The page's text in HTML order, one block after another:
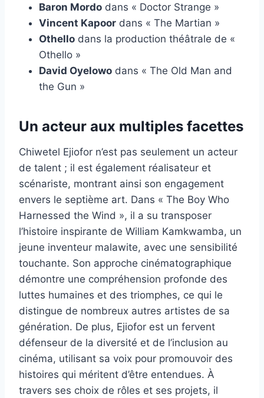
Baron Mordo dans « Doctor Strange »
Vincent Kapoor dans « The Martian »
Othello dans la production théâtrale de «
Othello »
David Oyelowo dans « The Old Man and
the Gun »
Un acteur aux multiples facettes
Chiwetel Ejiofor n’est pas seulement un acteur
de talent ; il est également réalisateur et
scénariste, montrant ainsi son engagement
envers le septième art. Dans « The Boy Who
Harnessed the Wind », il a su transposer
l’histoire inspirante de William Kamkwamba, un
jeune inventeur malawite, avec une sensibilité
touchante. Son approche cinématographique
démontre une compréhension profonde des
luttes humaines et des triomphes, ce qui le
distingue de nombreux autres artistes de sa
génération. De plus, Ejiofor est un fervent
défenseur de la diversité et de l’inclusion au
cinéma, utilisant sa voix pour promouvoir des
histoires qui méritent d’être entendues. À
travers ses choix de rôles et ses projets, il